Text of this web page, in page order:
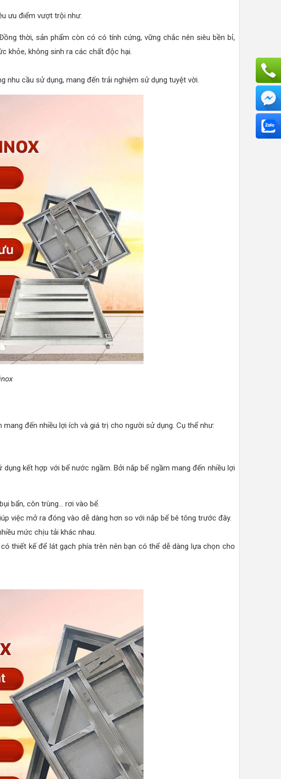
ưu điểm vượt trội như:
thời, sản phẩm còn có có tính cứng, vững chắc nên siêu bền bỉ,
khỏe, không sinh ra các chất độc hại.
cầu sử dụng, mang đến trải nghiệm sử dụng tuyệt vời.
đến nhiều lợi ích và giá trị cho người sử dụng. Cụ thể như:
kết hợp với bể nước ngầm. Bởi nắp bể ngầm mang đến nhiều lợi
bẩn, côn trùng… rơi vào bể.
việc mở ra đóng vào dễ dàng hơn so với nắp bể bê tông trước đây.
mức chịu tải khác nhau.
thiết kế để lát gạch phía trên nên bạn có thể dễ dàng lựa chọn cho